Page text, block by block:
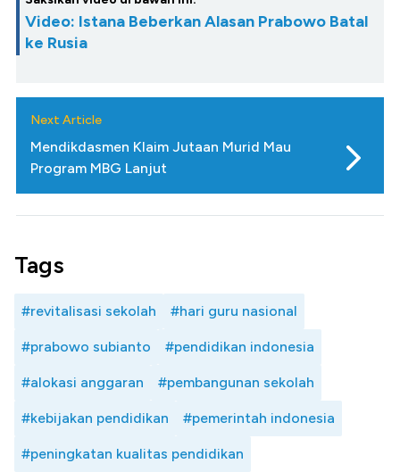
Video: Istana Beberkan Alasan Prabowo Batal
ke Rusia
Next Article
Mendikdasmen Klaim Jutaan Murid Mau
Program MBG Lanjut
Tags
#revitalisasi sekolah #hari guru nasional
#prabowo subianto #pendidikan indonesia
#alokasi anggaran #pembangunan sekolah
#kebijakan pendidikan #pemerintah indonesia
#peningkatan kualitas pendidikan